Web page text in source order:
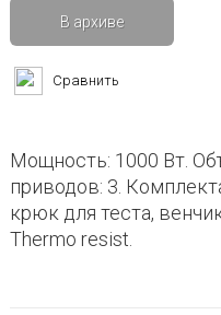
В архиве
Сравнить
Мощность: 1000 Вт.
приводов: 3.
крюк для теста,
Thermo resist.